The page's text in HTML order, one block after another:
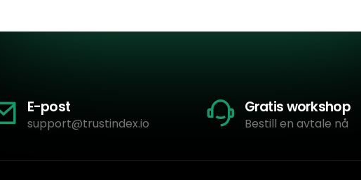
E-post
support@trustindex.io
Gratis workshop
Bestill en avtale nå